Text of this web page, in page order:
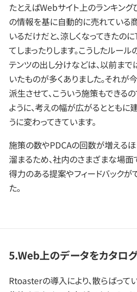
たとえばWebサイト上のランキング
の情報を基に自動的に売れている
いるだけだと、涼しくなってきたの
てしまったりします。こうしたルー
テンツの出し分けなどは、以前まで
いたものが多くありました。それが
派生させて、こういう施策もできる
ように、考えの幅が広がるとともに
うに変わってきています。
施策の数やPDCAの回数が増える
溜まるため、社内のさまざまな場
得力のある提案やフィードバックが
た。
5.Web上のデータをカタロ
Rtoasterの導入により、散らばって